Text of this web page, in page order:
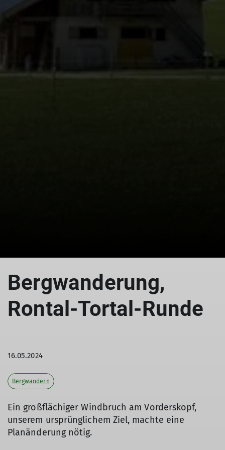
Bergwanderung,
Rontal-Tortal-Runde
16.05.2024
Bergwandern
Ein großflächiger Windbruch am Vorderskopf,
unserem ursprünglichem Ziel, machte eine
Planänderung nötig.